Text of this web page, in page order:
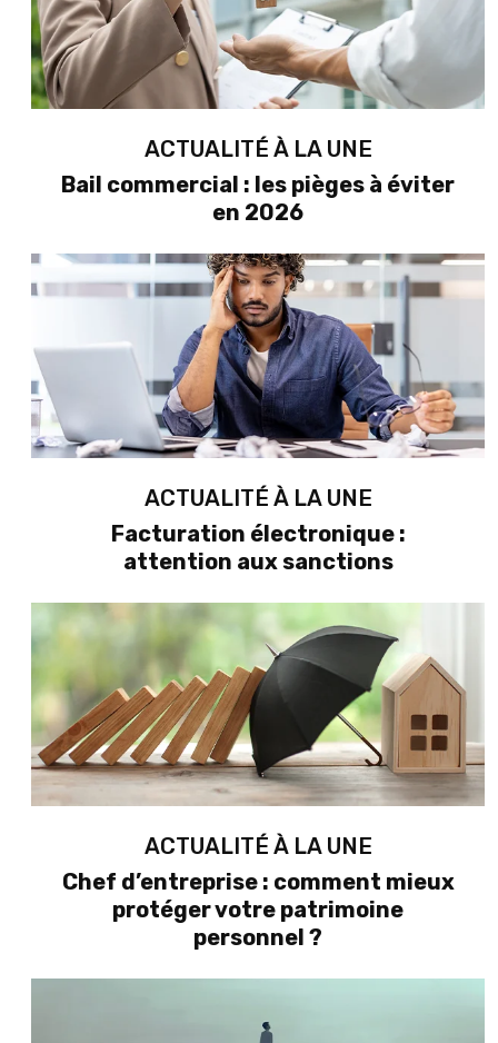
ACTUALITÉ À LA UNE
Bail commercial : les pièges à éviter
en 2026
ACTUALITÉ À LA UNE
Facturation électronique :
attention aux sanctions
ACTUALITÉ À LA UNE
Chef d’entreprise : comment mieux
protéger votre patrimoine
personnel ?